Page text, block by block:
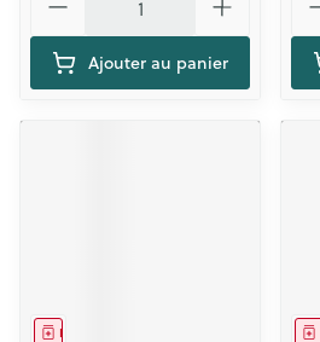
Ajouter au panier
Médicament